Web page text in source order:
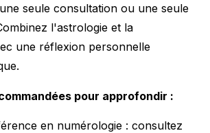
seule consultation ou une seule
l'astrologie et la
une réflexion personnelle
pour approfondir :
en numérologie : consultez